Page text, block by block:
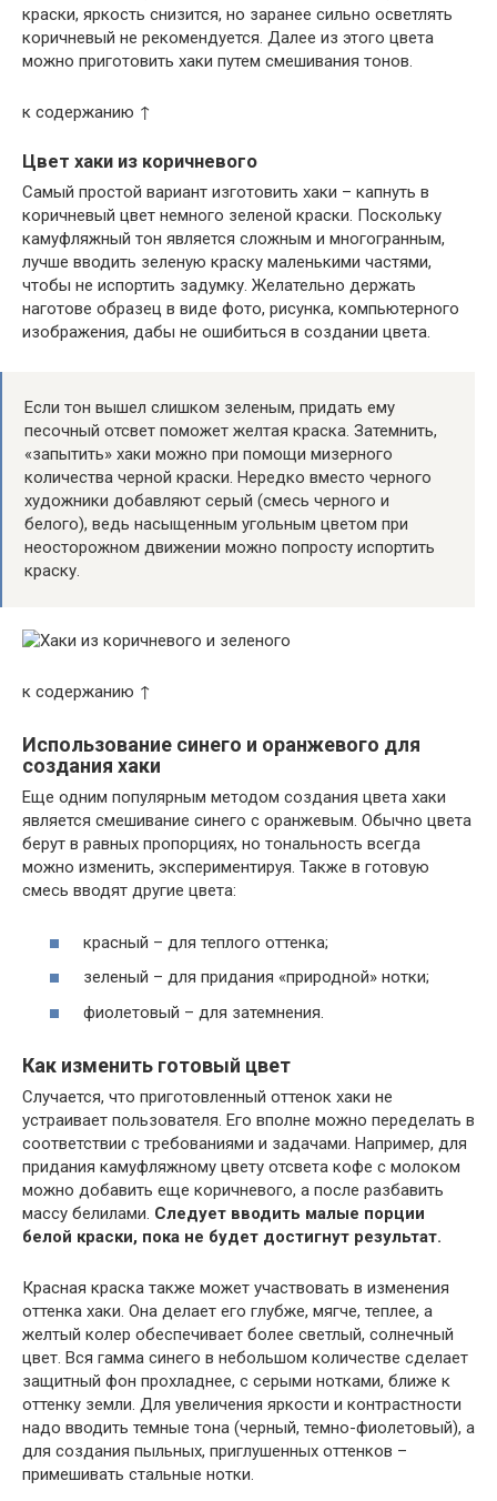
краски, яркость снизится, но заранее сильно осветлять
коричневый не рекомендуется. Далее из этого цвета
можно приготовить хаки путем смешивания тонов.
к содержанию ↑
Цвет хаки из коричневого
Самый простой вариант изготовить хаки – капнуть в
коричневый цвет немного зеленой краски. Поскольку
камуфляжный тон является сложным и многогранным,
лучше вводить зеленую краску маленькими частями,
чтобы не испортить задумку. Желательно держать
наготове образец в виде фото, рисунка, компьютерного
изображения, дабы не ошибиться в создании цвета.
Если тон вышел слишком зеленым, придать ему
песочный отсвет поможет желтая краска. Затемнить,
«запытить» хаки можно при помощи мизерного
количества черной краски. Нередко вместо черного
художники добавляют серый (смесь черного и
белого), ведь насыщенным угольным цветом при
неосторожном движении можно попросту испортить
краску.
к содержанию ↑
Использование синего и оранжевого для
создания хаки
Еще одним популярным методом создания цвета хаки
является смешивание синего с оранжевым. Обычно цвета
берут в равных пропорциях, но тональность всегда
можно изменить, экспериментируя. Также в готовую
смесь вводят другие цвета:
красный – для теплого оттенка;
зеленый – для придания «природной» нотки;
фиолетовый – для затемнения.
Как изменить готовый цвет
Случается, что приготовленный оттенок хаки не
устраивает пользователя. Его вполне можно переделать в
соответствии с требованиями и задачами. Например, для
придания камуфляжному цвету отсвета кофе с молоком
можно добавить еще коричневого, а после разбавить
массу белилами. Следует вводить малые порции
белой краски, пока не будет достигнут результат.
Красная краска также может участвовать в изменения
оттенка хаки. Она делает его глубже, мягче, теплее, а
желтый колер обеспечивает более светлый, солнечный
цвет. Вся гамма синего в небольшом количестве сделает
защитный фон прохладнее, с серыми нотками, ближе к
оттенку земли. Для увеличения яркости и контрастности
надо вводить темные тона (черный, темно-фиолетовый), а
для создания пыльных, приглушенных оттенков –
примешивать стальные нотки.